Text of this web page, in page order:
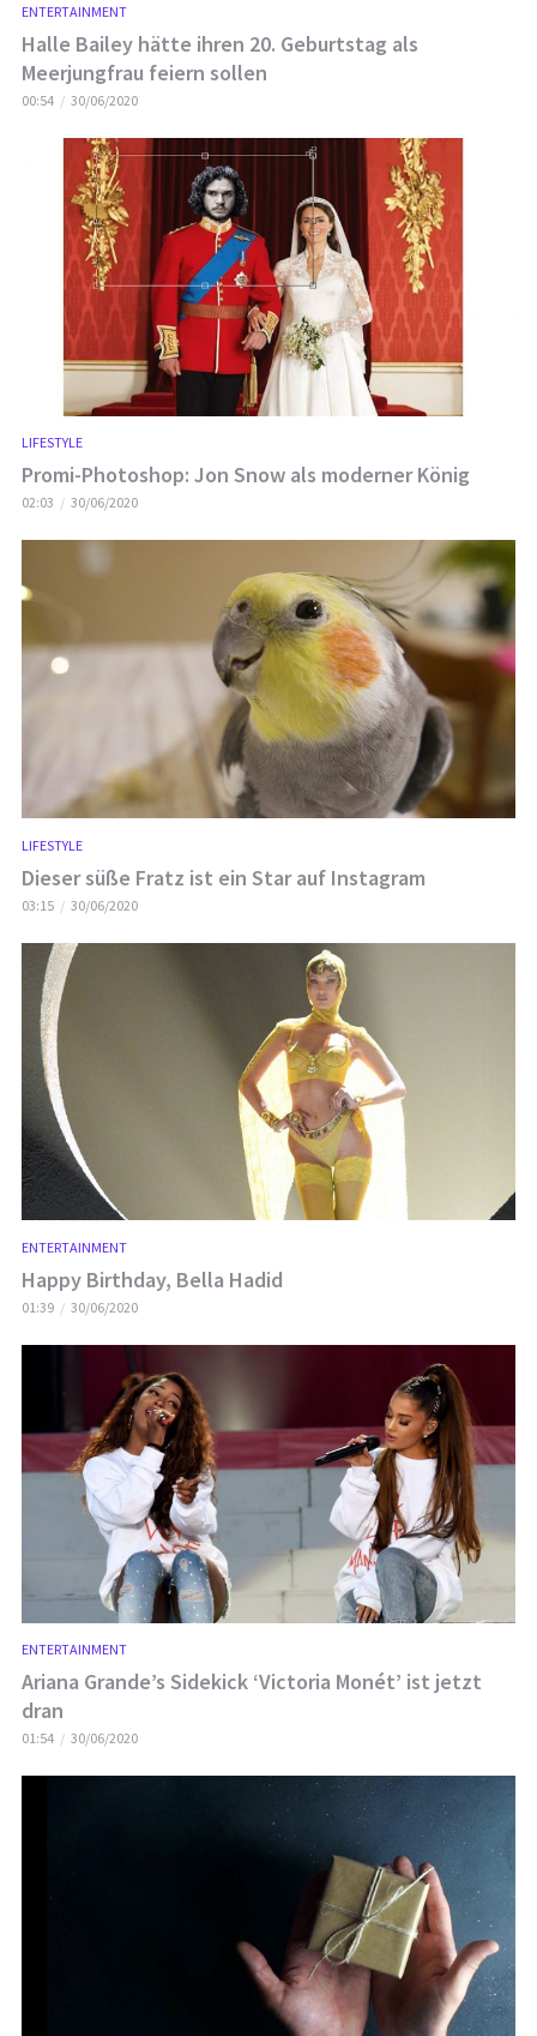
ENTERTAINMENT
Halle Bailey hätte ihren 20. Geburtstag als
Meerjungfrau feiern sollen
00:54 30/06/2020
LIFESTYLE
Promi-Photoshop: Jon Snow als moderner König
02:03 30/06/2020
LIFESTYLE
Dieser süße Fratz ist ein Star auf Instagram
03:15 30/06/2020
ENTERTAINMENT
Happy Birthday, Bella Hadid
01:39 30/06/2020
ENTERTAINMENT
Ariana Grande’s Sidekick ‘Victoria Monét’ ist jetzt
dran
01:54 30/06/2020